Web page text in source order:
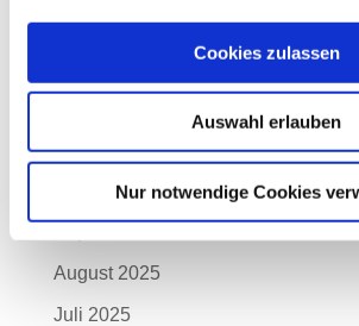
Cookies zulassen
Auswahl erlauben
Nur notwendige Cookies
Februar 2026
November 2025
Oktober 2025
August 2025
Juli 2025